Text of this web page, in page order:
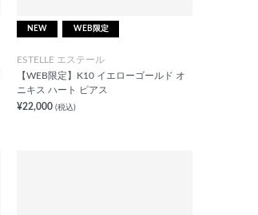
NEW WEB限定
ESTELLE エステール
【WEB限定】K10 イエローゴールド オ
ニキス ハート ピアス
¥22,000 (税込)